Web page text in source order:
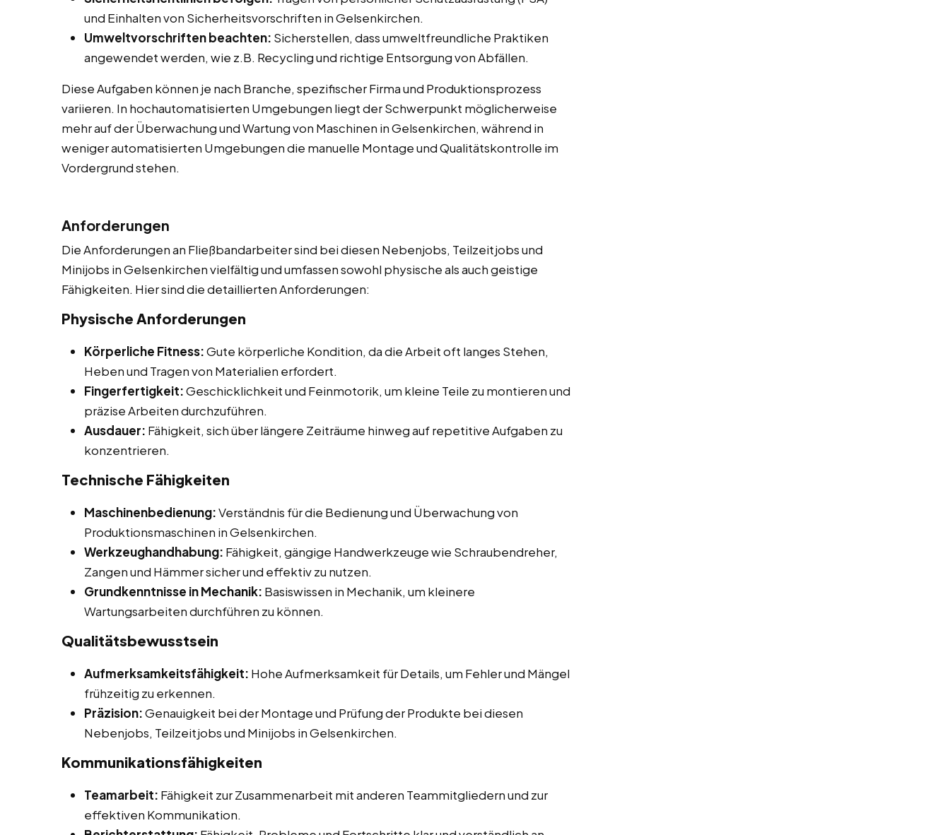
und Einhalten von Sicherheitsvorschriften in Gelsenkirchen.
Umweltvorschriften beachten: Sicherstellen, dass umweltfreundliche Praktiken
angewendet werden, wie z.B. Recycling und richtige Entsorgung von Abfällen.
Diese Aufgaben können je nach Branche, spezifischer Firma und Produktionsprozess
variieren. In hochautomatisierten Umgebungen liegt der Schwerpunkt möglicherweise
mehr auf der Überwachung und Wartung von Maschinen in Gelsenkirchen, während in
weniger automatisierten Umgebungen die manuelle Montage und Qualitätskontrolle im
Vordergrund stehen.
Anforderungen
Die Anforderungen an Fließbandarbeiter sind bei diesen Nebenjobs, Teilzeitjobs und
Minijobs in Gelsenkirchen vielfältig und umfassen sowohl physische als auch geistige
Fähigkeiten. Hier sind die detaillierten Anforderungen:
Physische Anforderungen
Körperliche Fitness:Gute körperliche Kondition, da die Arbeit oft langes Stehen,
Heben und Tragen von Materialien erfordert.
Fingerfertigkeit:Geschicklichkeit und Feinmotorik, um kleine Teile zu montieren und
präzise Arbeiten durchzuführen.
Ausdauer: Fähigkeit, sich über längere Zeiträume hinweg auf repetitive Aufgaben zu
konzentrieren.
Technische Fähigkeiten
Maschinenbedienung:Verständnis für die Bedienung und Überwachung von
Produktionsmaschinen in Gelsenkirchen.
Werkzeughandhabung: Fähigkeit, gängige Handwerkzeuge wie Schraubendreher,
Zangen und Hämmer sicher und effektiv zu nutzen.
Grundkenntnisse in Mechanik: Basiswissen in Mechanik, um kleinere
Wartungsarbeiten durchführen zu können.
Qualitätsbewusstsein
Aufmerksamkeitsfähigkeit: Hohe Aufmerksamkeit für Details, um Fehler und Mängel
frühzeitig zu erkennen.
Präzision:Genauigkeit bei der Montage und Prüfung der Produkte bei diesen
Nebenjobs, Teilzeitjobs und Minijobs in Gelsenkirchen.
Kommunikationsfähigkeiten
Teamarbeit: Fähigkeit zur Zusammenarbeit mit anderen Teammitgliedern und zur
effektiven Kommunikation.